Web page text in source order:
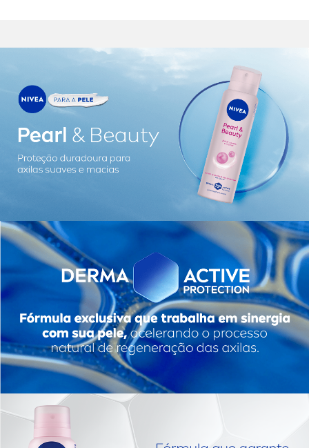
Benefícios e diferenciais:
- Proteção de 72 horas
- A melhor proteção contra suor e mau odor
- Fragrância duradoura
- Fácil de aplicar
- Dermatologicamente testado
- 0% de álcool etílico
- Com Óleo de Abacate
- Pele suave e macia